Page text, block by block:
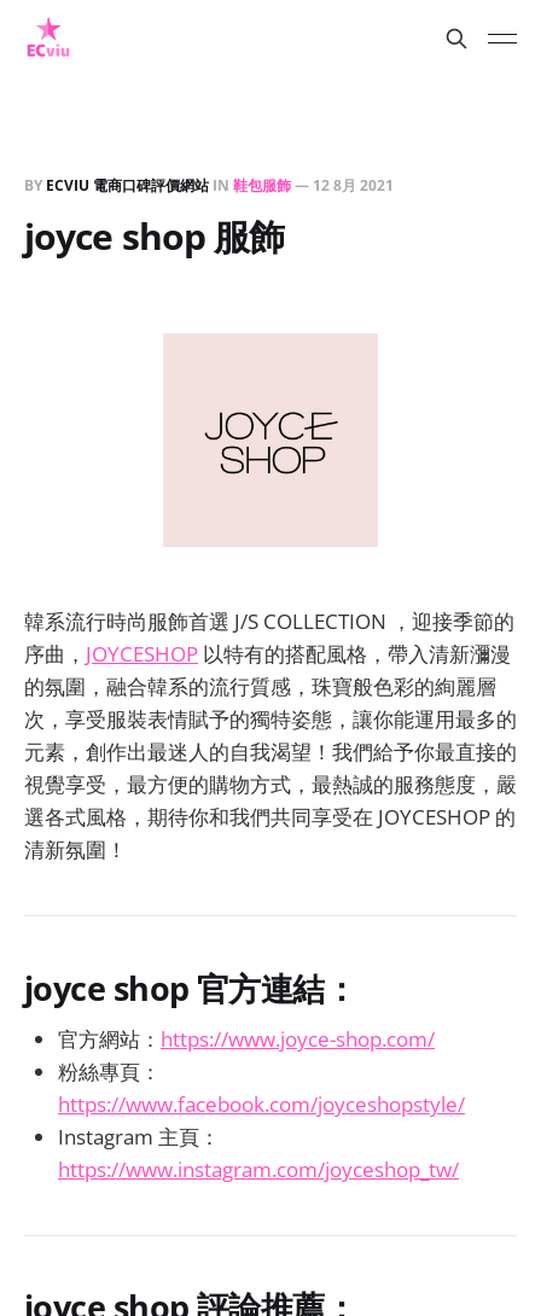
BY ECVIU 電商口碑評價網站IN 鞋包服飾— 12 8月 2021
joyce shop 服飾
韓系流行時尚服飾首選 J/S COLLECTION ，迎接季節的
序曲， JOYCESHOP 以特有的搭配風格，帶入清新瀰漫
的氛圍，融合韓系的流行質感，珠寶般色彩的絢麗層
次，享受服裝表情賦予的獨特姿態，讓你能運用最多的
元素，創作出最迷人的自我渴望！我們給予你最直接的
視覺享受，最方便的購物方式，最熱誠的服務態度，嚴
選各式風格，期待你和我們共同享受在 JOYCESHOP 的
清新氛圍！
joyce shop 官方連結：
官方網站： https://www.joyce-shop.com/
粉絲專頁：
https://www.facebook.com/joyceshopstyle/
Instagram 主頁：
https://www.instagram.com/joyceshop_tw/